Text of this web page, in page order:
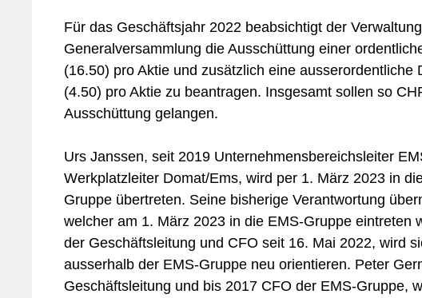
Für das Geschäftsjahr 2022 beabsichtigt der
Generalversammlung die Ausschüttung einer
(16.50) pro Aktie und zusätzlich eine ausserordentliche
(4.50) pro Aktie zu beantragen. Insgesamt sollen so
Ausschüttung gelangen.
Urs Janssen, seit 2019 Unternehmensbereichsleiter
Werkplatzleiter Domat/Ems, wird per 1. März 2023 in
Gruppe übertreten. Seine bisherige Verantwortung
welcher am 1. März 2023 in die EMS-Gruppe eintreten
der Geschäftsleitung und CFO seit 16. Mai 2022, wird
ausserhalb der EMS-Gruppe neu orientieren. Peter
Geschäftsleitung und bis 2017 CFO der EMS-Gruppe,